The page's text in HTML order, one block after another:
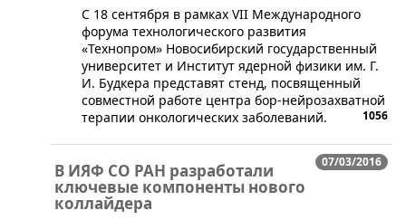
​​C 18 сентября в рамках VII Международного
форума технологического развития
«Технопром» Новосибирский государственный
университет и Институт ядерной физики им. Г.
И. Будкера представят стенд, посвященный
совместной работе центра бор-нейрозахватной
терапии онкологических заболеваний.
1056
07/03/2016
В ИЯФ СО РАН разработали
ключевые компоненты нового
коллайдера